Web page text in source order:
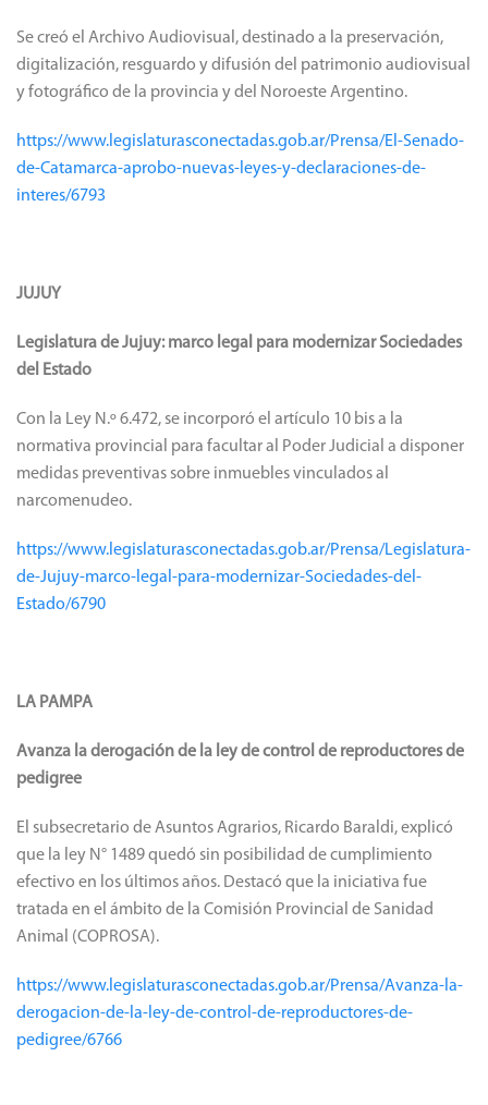
Se creó el Archivo Audiovisual, destinado a la preservación,
digitalización, resguardo y difusión del patrimonio audiovisual
y fotográfico de la provincia y del Noroeste Argentino.
https://www.legislaturasconectadas.gob.ar/Prensa/El-Senado-
de-Catamarca-aprobo-nuevas-leyes-y-declaraciones-de-
interes/6793
JUJUY
Legislatura de Jujuy: marco legal para modernizar Sociedades
del Estado
Con la Ley N.º 6.472, se incorporó el artículo 10 bis a la
normativa provincial para facultar al Poder Judicial a disponer
medidas preventivas sobre inmuebles vinculados al
narcomenudeo.
https://www.legislaturasconectadas.gob.ar/Prensa/Legislatura-
de-Jujuy-marco-legal-para-modernizar-Sociedades-del-
Estado/6790
LA PAMPA
Avanza la derogación de la ley de control de reproductores de
pedigree
El subsecretario de Asuntos Agrarios, Ricardo Baraldi, explicó
que la ley N° 1489 quedó sin posibilidad de cumplimiento
efectivo en los últimos años. Destacó que la iniciativa fue
tratada en el ámbito de la Comisión Provincial de Sanidad
Animal (COPROSA).
https://www.legislaturasconectadas.gob.ar/Prensa/Avanza-la-
derogacion-de-la-ley-de-control-de-reproductores-de-
pedigree/6766